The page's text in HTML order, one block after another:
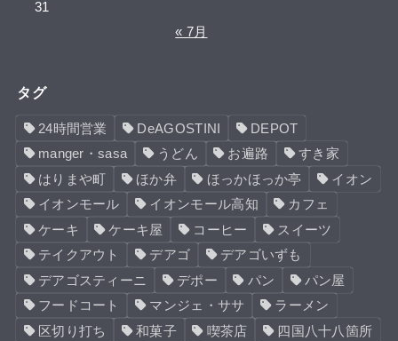
31
« 7月
タグ
24時間営業 DeAGOSTINI
DEPOT
manger・sasa
うどん お遍路
すき家
はりまや町
ほか弁 ほっかほっか亭
イオン
イオンモール
イオンモール高知
カフェ
ケーキ
ケーキ屋 コーヒー
スイーツ
テイクアウト
デアゴ
デアゴいずも
デアゴスティーニ
デポー パン
パン屋
フードコート
マンジェ・ササ
ラーメン
区切り打ち
和菓子 喫茶店
四国八十八箇所